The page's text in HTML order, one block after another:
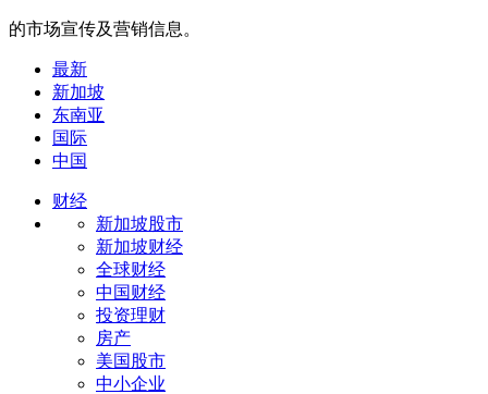
的市场宣传及营销信息。
最新
新加坡
东南亚
国际
中国
财经
新加坡股市
新加坡财经
全球财经
中国财经
投资理财
房产
美国股市
中小企业